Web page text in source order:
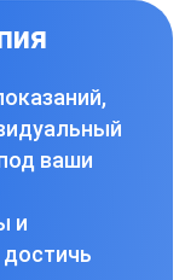
ваши
и